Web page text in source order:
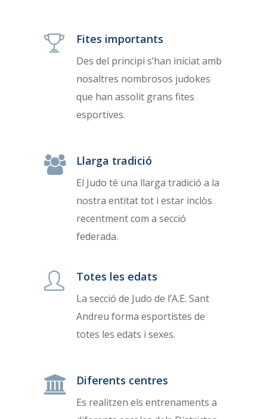
Fites importants
Des del principi s’han iniciat amb
nosaltres nombrosos judokes
que han assolit grans fites
esportives.
Llarga tradició
El Judo té una llarga tradició a la
nostra entitat tot i estar inclòs
recentment com a secció
federada.
Totes les edats
La secció de Judo de l’A.E. Sant
Andreu forma esportistes de
totes les edats i sexes.
Diferents centres
Es realitzen els entrenaments a